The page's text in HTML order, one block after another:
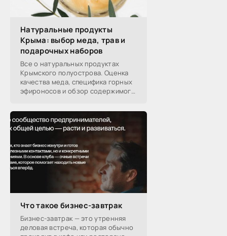
кто его дал.
когда их дают мне.
Натуральные продукты
Крыма: выбор меда, трав и
подарочных наборов
Все о натуральных продуктах
Крымского полуострова. Оценка
качества меда, специфика горных
эфироносов и обзор содержимого
производителей.
Что такое бизнес-завтрак
Бизнес-завтрак — это утренняя
деловая встреча, которая обычно